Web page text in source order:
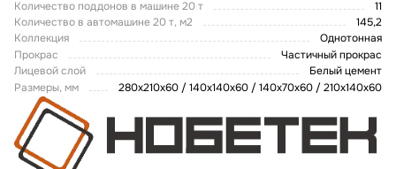
Количество поддонов в машине 20 т
11
Количество в автомашине 20 т, м2
145,2
Коллекция
Однотонная
Прокрас
Частичный прокрас
Лицевой слой
Белый цемент
Размеры, мм
280х210х60 / 140х140х60 / 140х70х60 / 210х140х60